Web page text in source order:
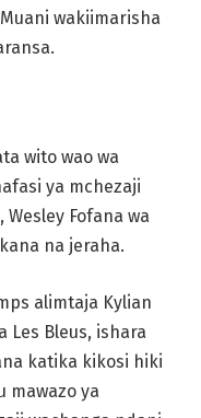
wakiimarisha
wito wao wa
ya mchezaji
Fofana wa
na jeraha.
alimtaja Kylian
Les Bleus, ishara
katika kikosi hiki
mawazo ya